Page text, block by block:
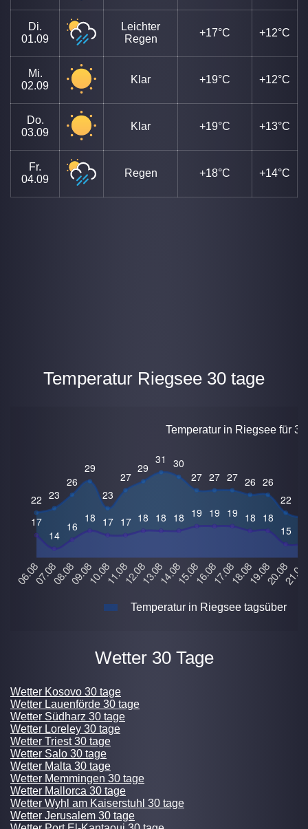
Di.
01.09
Leichter
Regen
+17°C +12°C
Mi.
02.09
Klar +19°C +12°C
Do.
03.09
Klar +19°C +13°C
Fr.
04.09
Regen +18°C +14°C
Temperatur Riegsee 30 tage
Temperatur in Riegsee für
Temperatur in Riegsee tagsüber
Wetter 30 Tage
Wetter Kosovo 30 tage
Wetter Lauenförde 30 tage
Wetter Südharz 30 tage
Wetter Loreley 30 tage
Wetter Triest 30 tage
Wetter Salo 30 tage
Wetter Malta 30 tage
Wetter Memmingen 30 tage
Wetter Mallorca 30 tage
Wetter Wyhl am Kaiserstuhl 30 tage
Wetter Jerusalem 30 tage